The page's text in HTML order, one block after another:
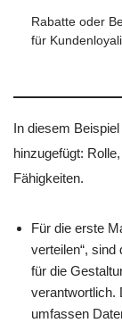
Rabatte oder
für
In diesem
hinzugefügt:
Fähigkeiten.
Für die erste
verteilen“,
für die
verantwortlich.
umfassen